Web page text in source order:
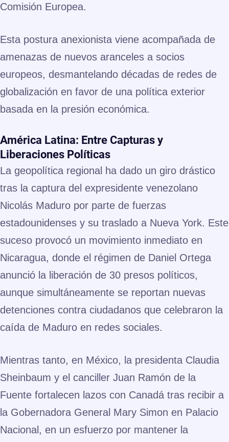
Comisión Europea.
Esta postura anexionista viene acompañada de
amenazas de nuevos aranceles a socios
europeos, desmantelando décadas de redes de
globalización en favor de una política exterior
basada en la presión económica.
América Latina: Entre Capturas y
Liberaciones Políticas
La geopolítica regional ha dado un giro drástico
tras la captura del expresidente venezolano
Nicolás Maduro por parte de fuerzas
estadounidenses y su traslado a Nueva York. Este
suceso provocó un movimiento inmediato en
Nicaragua, donde el régimen de Daniel Ortega
anunció la liberación de 30 presos políticos,
aunque simultáneamente se reportan nuevas
detenciones contra ciudadanos que celebraron la
caída de Maduro en redes sociales.
Mientras tanto, en México, la presidenta Claudia
Sheinbaum y el canciller Juan Ramón de la
Fuente fortalecen lazos con Canadá tras recibir a
la Gobernadora General Mary Simon en Palacio
Nacional, en un esfuerzo por mantener la